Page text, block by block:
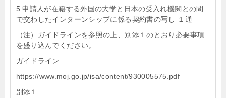
5.申請人が在籍する外国の大学と日本の受入れ機関との間
で交わしたインターンシップに係る契約書の写し １通
（注）ガイドラインを参照の上、別添１のとおり必要事項
を盛り込んでください。
ガイドライン
https://www.moj.go.jp/isa/content/930005575.pdf
別添１